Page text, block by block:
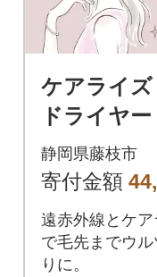
ケアライ
ドライヤ
グレー【
静岡県藤枝市
寄付金額
遠赤外線とケ
で毛先までウ
りに。